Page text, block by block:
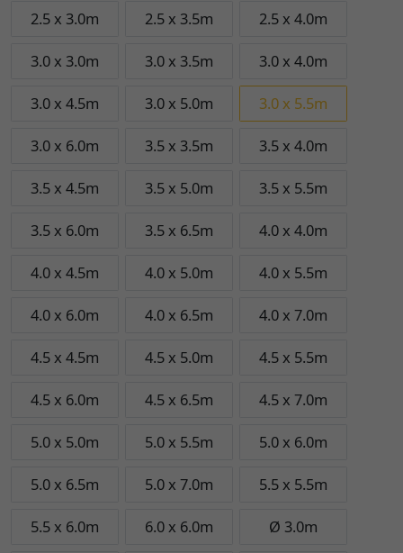
2.5 x 3.0m 2.5 x 3.5m 2.5 x 4.0m
3.0 x 3.0m 3.0 x 3.5m 3.0 x 4.0m
3.0 x 4.5m 3.0 x 5.0m 3.0 x 5.5m
3.0 x 6.0m 3.5 x 3.5m 3.5 x 4.0m
3.5 x 4.5m 3.5 x 5.0m 3.5 x 5.5m
3.5 x 6.0m 3.5 x 6.5m 4.0 x 4.0m
4.0 x 4.5m 4.0 x 5.0m 4.0 x 5.5m
4.0 x 6.0m 4.0 x 6.5m 4.0 x 7.0m
4.5 x 4.5m 4.5 x 5.0m 4.5 x 5.5m
4.5 x 6.0m 4.5 x 6.5m 4.5 x 7.0m
5.0 x 5.0m 5.0 x 5.5m 5.0 x 6.0m
5.0 x 6.5m 5.0 x 7.0m 5.5 x 5.5m
5.5 x 6.0m 6.0 x 6.0m Ø 3.0m